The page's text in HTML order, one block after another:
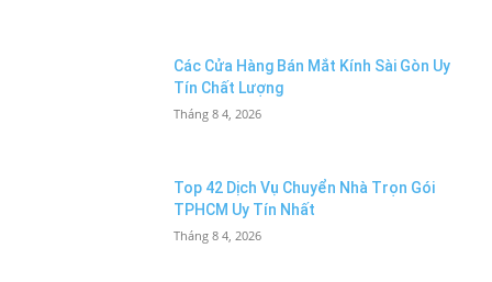
Các Cửa Hàng Bán Mắt Kính Sài Gòn Uy
Tín Chất Lượng
Tháng 8 4, 2026
Top 42 Dịch Vụ Chuyển Nhà Trọn Gói
TPHCM Uy Tín Nhất
Tháng 8 4, 2026